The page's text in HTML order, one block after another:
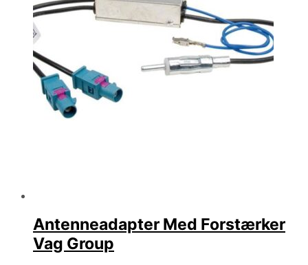
Antenneadapter Med Forstærker
Vag Group